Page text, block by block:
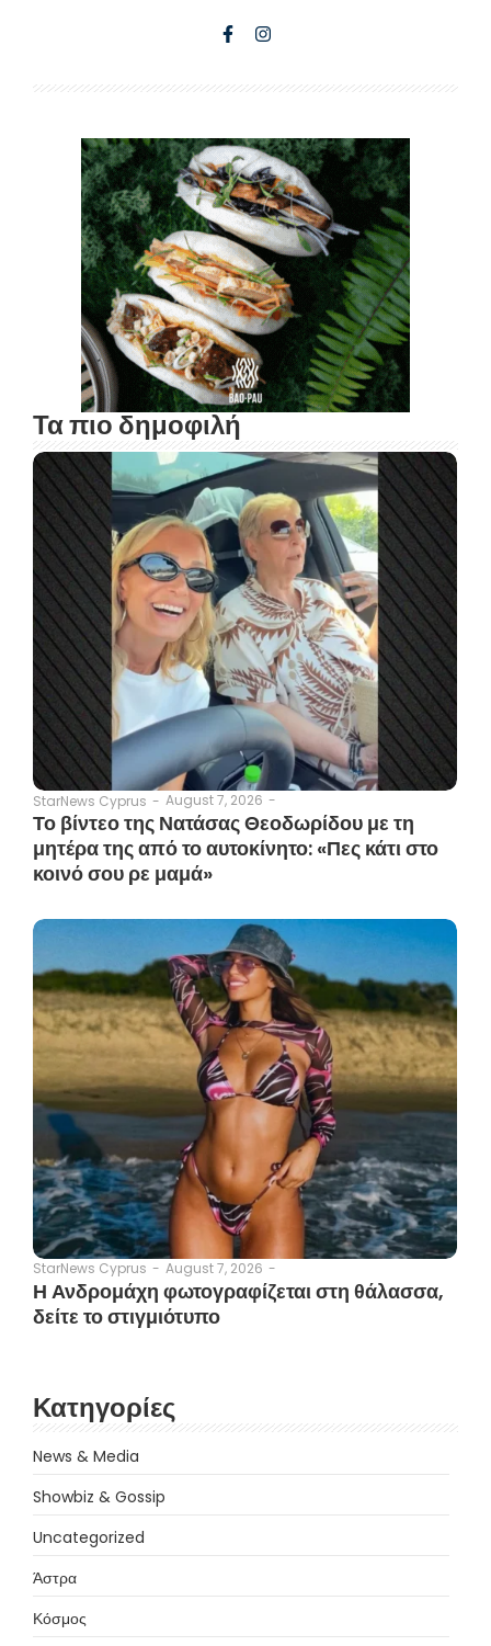
Τα πιο δημοφιλή
StarNews Cyprus - August 7, 2026 -
Το βίντεο της Νατάσας Θεοδωρίδου με τη
μητέρα της από το αυτοκίνητο: «Πες κάτι στο
κοινό σου ρε μαμά»
StarNews Cyprus - August 7, 2026 -
Η Ανδρομάχη φωτογραφίζεται στη θάλασσα,
δείτε το στιγμιότυπο
Κατηγορίες
News & Media
Showbiz & Gossip
Uncategorized
Άστρα
Κόσμος